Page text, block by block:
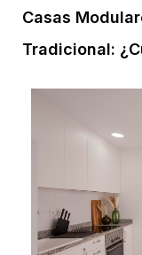
Casas
Tradicional: